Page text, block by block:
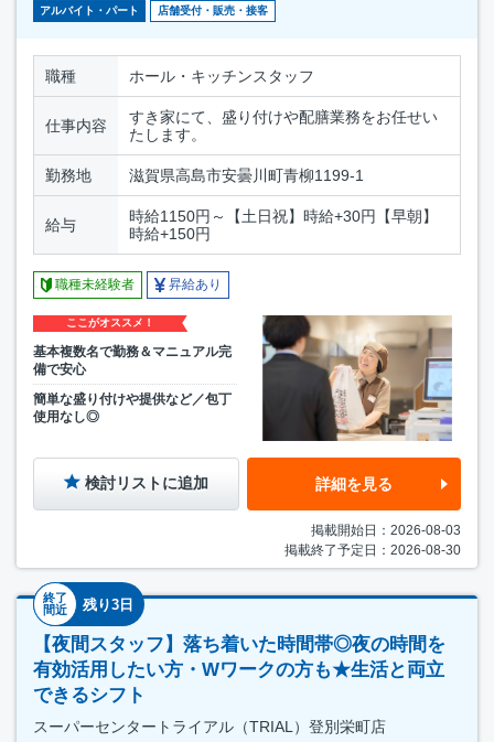
アルバイト・パート 店舗受付・販売・接客
職種 ホール・キッチンスタッフ
仕事内容
すき家にて、盛り付けや配膳業務をお任せい
たします。
勤務地 滋賀県高島市安曇川町青柳1199-1
給与
時給1150円～【土日祝】時給+30円【早朝】
時給+150円
職種未経験者 昇給あり
ここがオススメ！
基本複数名で勤務＆マニュアル完
備で安心
簡単な盛り付けや提供など／包丁
使用なし◎
検討リストに追加 詳細を見る
掲載開始日：2026-08-03
掲載終了予定日：2026-08-30
終了
間近
残り3日
【夜間スタッフ】落ち着いた時間帯◎夜の時間を
有効活用したい方・Wワークの方も★生活と両立
できるシフト
スーパーセンタートライアル（TRIAL）登別栄町店